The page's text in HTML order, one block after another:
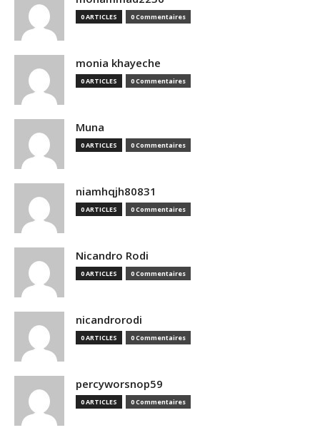
0 ARTICLES 0 Commentaires
monia khayeche
0 ARTICLES 0 Commentaires
Muna
0 ARTICLES 0 Commentaires
niamhqjh80831
0 ARTICLES 0 Commentaires
Nicandro Rodi
0 ARTICLES 0 Commentaires
nicandrorodi
0 ARTICLES 0 Commentaires
percyworsnop59
0 ARTICLES 0 Commentaires